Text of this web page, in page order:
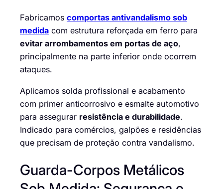
Fabricamos comportas antivandalismo sob
medida com estrutura reforçada em ferro para
evitar arrombamentos em portas de aço,
principalmente na parte inferior onde ocorrem
ataques.
Aplicamos solda profissional e acabamento
com primer anticorrosivo e esmalte automotivo
para assegurar resistência e durabilidade.
Indicado para comércios, galpões e residências
que precisam de proteção contra vandalismo.
Guarda-Corpos Metálicos